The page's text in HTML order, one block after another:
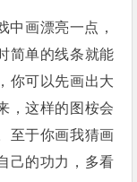
中画漂亮一点，
简单的线条就能
，你可以先画出大
，这样的图桉会
至于你画我猜画
己的功力，多看